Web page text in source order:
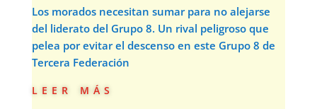
Los morados necesitan sumar para no alejarse
del liderato del Grupo 8. Un rival peligroso que
pelea por evitar el descenso en este Grupo 8 de
Tercera Federación
leer más